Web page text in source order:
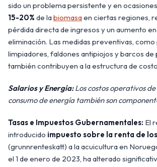
sido un problema persistente y en
15-20% de labiomasaen ciertas regiones,
pérdida directa de ingresos y un aumento
eliminación. Las medidas preventivas,
limpiadores, faldones antipiojos y barcos de
también contribuyen a la estructura de
Salarios y Energía:Los costos operativos
consumo de energía también son
Tasas e Impuestos Gubernamentales: El
introducido impuesto sobre la renta de
(grunnrenteskatt) a la acuicultura en
el 1 de enero de 2023, ha alterado